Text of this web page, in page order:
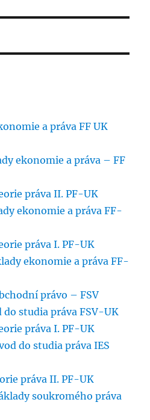
a práva FF UK
ekonomie a práva – FF
práva II. PF-UK
ekonomie a práva FF-
práva I. PF-UK
ekonomie a práva FF-
právo – FSV
do studia práva FSV-UK
práva I. PF-UK
do studia práva IES
práva II. PF-UK
soukromého práva